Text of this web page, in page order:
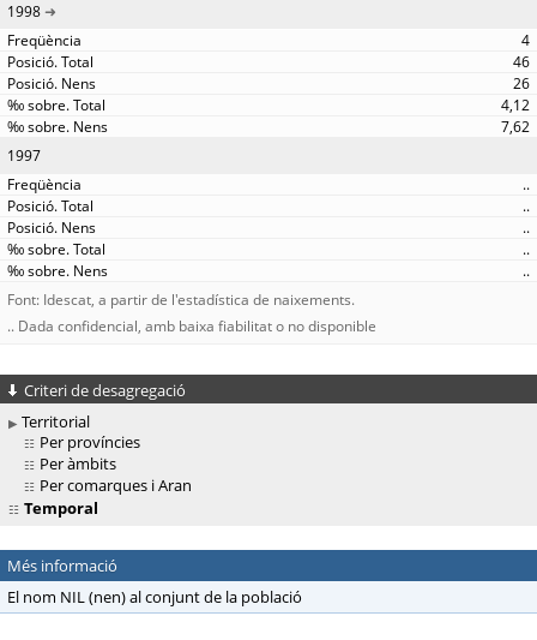
1998
4
46
26
4,12
7,62
1997
..
..
..
..
..
Font: Idescat, a partir de l'estadística de naixements.
.. Dada confidencial, amb baixa fiabilitat o no disponible
Criteri de desagregació
Territorial
Per províncies
Per àmbits
Per comarques i Aran
Temporal
Més informació
El nom NIL (nen) al conjunt de la població